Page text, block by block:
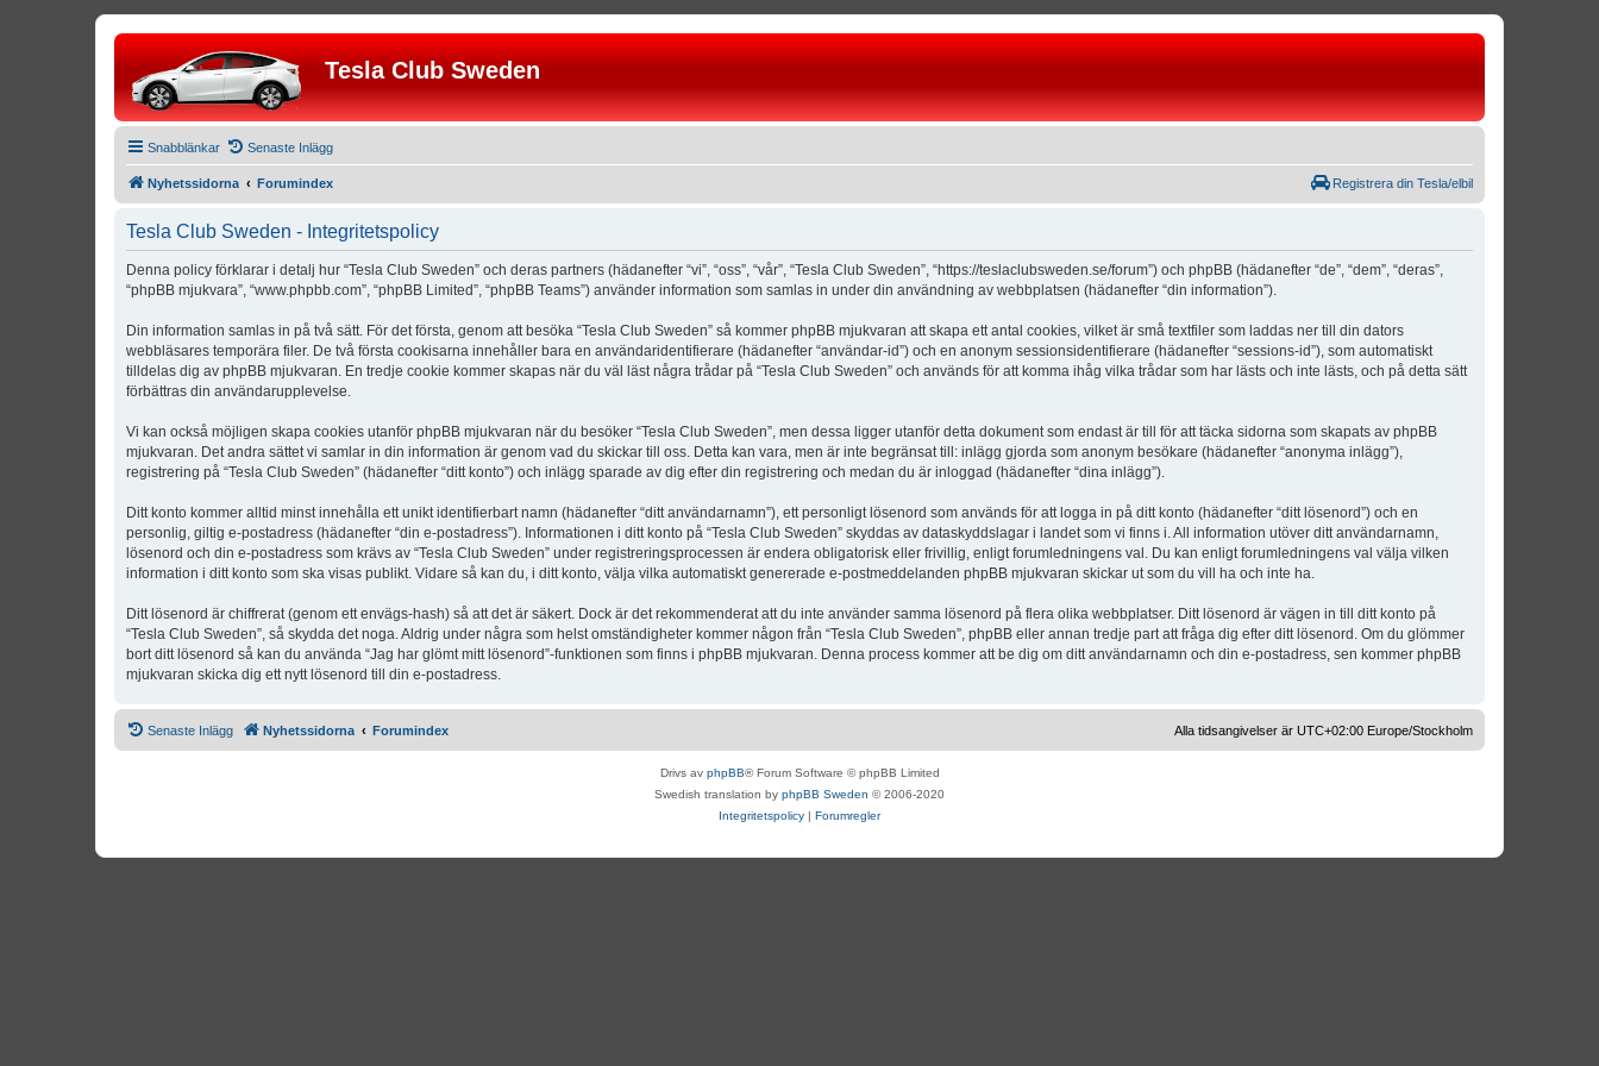
Tesla Club Sweden
Snabblänkar Senaste Inlägg
Nyhetssidorna Forumindex Registrera din Tesla/elbil
Tesla Club Sweden - Integritetspolicy
Denna policy förklarar i detalj hur “Tesla Club Sweden” och deras partners (hädanefter “vi”, “oss”, “vår”, “Tesla Club Sweden”, “https://teslaclubsweden.se/forum”) och phpBB (hädanefter “de”, “dem”, “deras”,
“phpBB mjukvara”, “www.phpbb.com”, “phpBB Limited”, “phpBB Teams”) använder information som samlas in under din användning av webbplatsen (hädanefter “din information”).
Din information samlas in på två sätt. För det första, genom att besöka “Tesla Club Sweden” så kommer phpBB mjukvaran att skapa ett antal cookies, vilket är små textfiler som laddas ner till din dators
webbläsares temporära filer. De två första cookisarna innehåller bara en användaridentifierare (hädanefter “användar-id”) och en anonym sessionsidentifierare (hädanefter “sessions-id”), som automatiskt
tilldelas dig av phpBB mjukvaran. En tredje cookie kommer skapas när du väl läst några trådar på “Tesla Club Sweden” och används för att komma ihåg vilka trådar som har lästs och inte lästs, och på detta sätt
förbättras din användarupplevelse.
Vi kan också möjligen skapa cookies utanför phpBB mjukvaran när du besöker “Tesla Club Sweden”, men dessa ligger utanför detta dokument som endast är till för att täcka sidorna som skapats av phpBB
mjukvaran. Det andra sättet vi samlar in din information är genom vad du skickar till oss. Detta kan vara, men är inte begränsat till: inlägg gjorda som anonym besökare (hädanefter “anonyma inlägg”),
registrering på “Tesla Club Sweden” (hädanefter “ditt konto”) och inlägg sparade av dig efter din registrering och medan du är inloggad (hädanefter “dina inlägg”).
Ditt konto kommer alltid minst innehålla ett unikt identifierbart namn (hädanefter “ditt användarnamn”), ett personligt lösenord som används för att logga in på ditt konto (hädanefter “ditt lösenord”) och en
personlig, giltig e-postadress (hädanefter “din e-postadress”). Informationen i ditt konto på “Tesla Club Sweden” skyddas av dataskyddslagar i landet som vi finns i. All information utöver ditt användarnamn,
lösenord och din e-postadress som krävs av “Tesla Club Sweden” under registreringsprocessen är endera obligatorisk eller frivillig, enligt forumledningens val. Du kan enligt forumledningens val välja vilken
information i ditt konto som ska visas publikt. Vidare så kan du, i ditt konto, välja vilka automatiskt genererade e-postmeddelanden phpBB mjukvaran skickar ut som du vill ha och inte ha.
Ditt lösenord är chiffrerat (genom ett envägs-hash) så att det är säkert. Dock är det rekommenderat att du inte använder samma lösenord på flera olika webbplatser. Ditt lösenord är vägen in till ditt konto på
“Tesla Club Sweden”, så skydda det noga. Aldrig under några som helst omständigheter kommer någon från “Tesla Club Sweden”, phpBB eller annan tredje part att fråga dig efter ditt lösenord. Om du glömmer
bort ditt lösenord så kan du använda “Jag har glömt mitt lösenord”-funktionen som finns i phpBB mjukvaran. Denna process kommer att be dig om ditt användarnamn och din e-postadress, sen kommer phpBB
mjukvaran skicka dig ett nytt lösenord till din e-postadress.
Senaste Inlägg Nyhetssidorna Forumindex Alla tidsangivelser är UTC+02:00 Europe/Stockholm
Drivs av phpBB® Forum Software © phpBB Limited
Swedish translation by phpBB Sweden © 2006-2020
Integritetspolicy | Forumregler